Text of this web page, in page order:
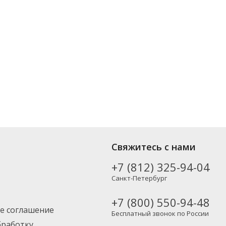
производителей, включая новинки. Вы можете выбрать нужный
и другие регионы России – партнерской транспортной
соглашение
Свяжитесь с нами
+7 (812) 325-94-04
Санкт-Петербург
+7 (800) 550-94-48
Бесплатный звонок по России